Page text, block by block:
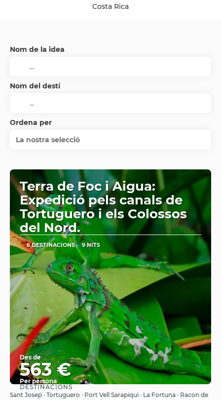
Costa Rica
Nom de la idea
Nom del destí
Ordena per
La nostra selecció
Terra de Foc i Aigua:
Expedició pels canals de
Tortuguero i els Colossos
del Nord.
6 DESTINACIONS 9 NITS
Des de
563 €
Per persona
Veure
DESTINACIONS
Sant Josep · Tortuguero · Port Vell Sarapiqui · La Fortuna · Racon de